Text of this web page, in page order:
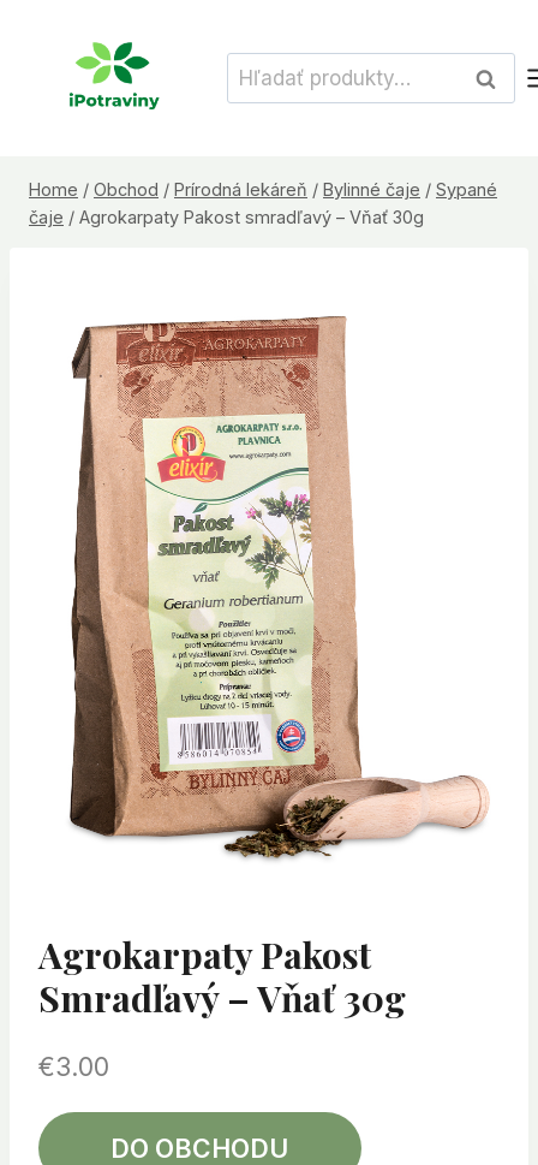
Hľadať:
Home / Obchod / Prírodná lekáreň / Bylinné čaje / Sypané
čaje / Agrokarpaty Pakost smradľavý – Vňať 30g
Agrokarpaty Pakost
Smradľavý – Vňať 30g
€3.00
DO OBCHODU